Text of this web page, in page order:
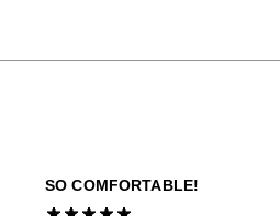
SO COMFORTABLE!